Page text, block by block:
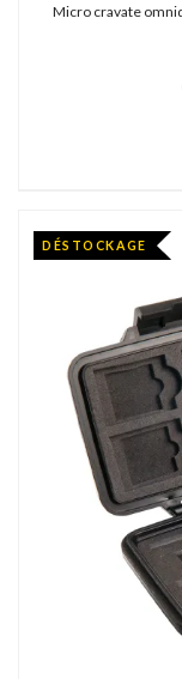
Micro cravate
DÉSTOCKAGE